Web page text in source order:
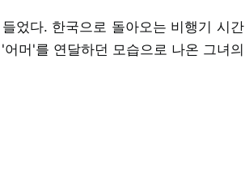
었다. 한국으로 돌아오는 비행기 시간
머'를 연달하던 모습으로 나온 그녀의